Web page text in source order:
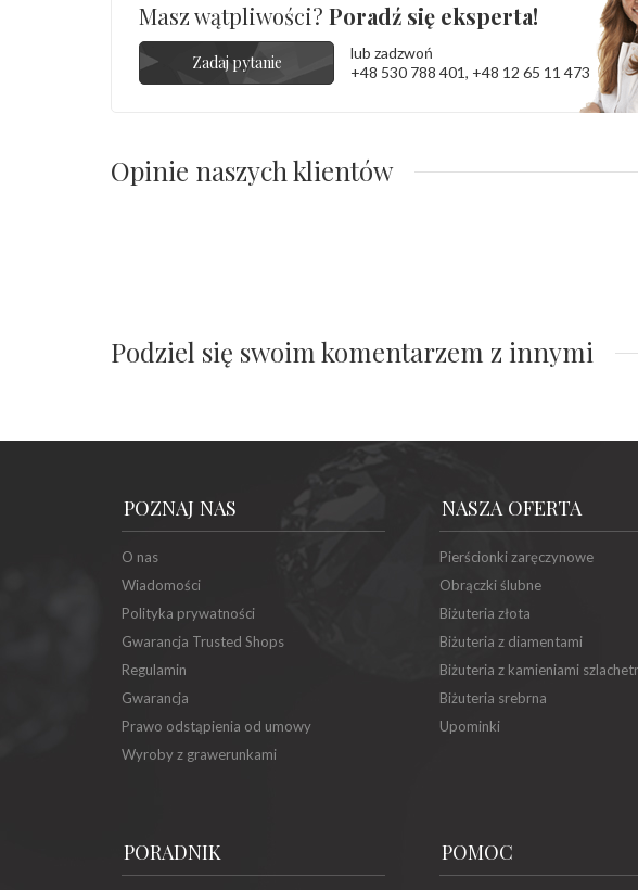
Masz wątpliwości? Poradź się eksperta!
Zadaj pytanie
lub zadzwoń
+48 530 788 401, +48 12 65 11 473
Opinie naszych klientów
Podziel się swoim komentarzem z innymi
POZNAJ NAS
O nas
Wiadomości
Polityka prywatności
Gwarancja Trusted Shops
Regulamin
Gwarancja
Prawo odstąpienia od umowy
Wyroby z grawerunkami
NASZA OFERTA
Pierścionki zaręczynowe
Obrączki ślubne
Biżuteria złota
Biżuteria z diamentami
Biżuteria z kamieniami
Biżuteria srebrna
Upominki
PORADNIK POMOC